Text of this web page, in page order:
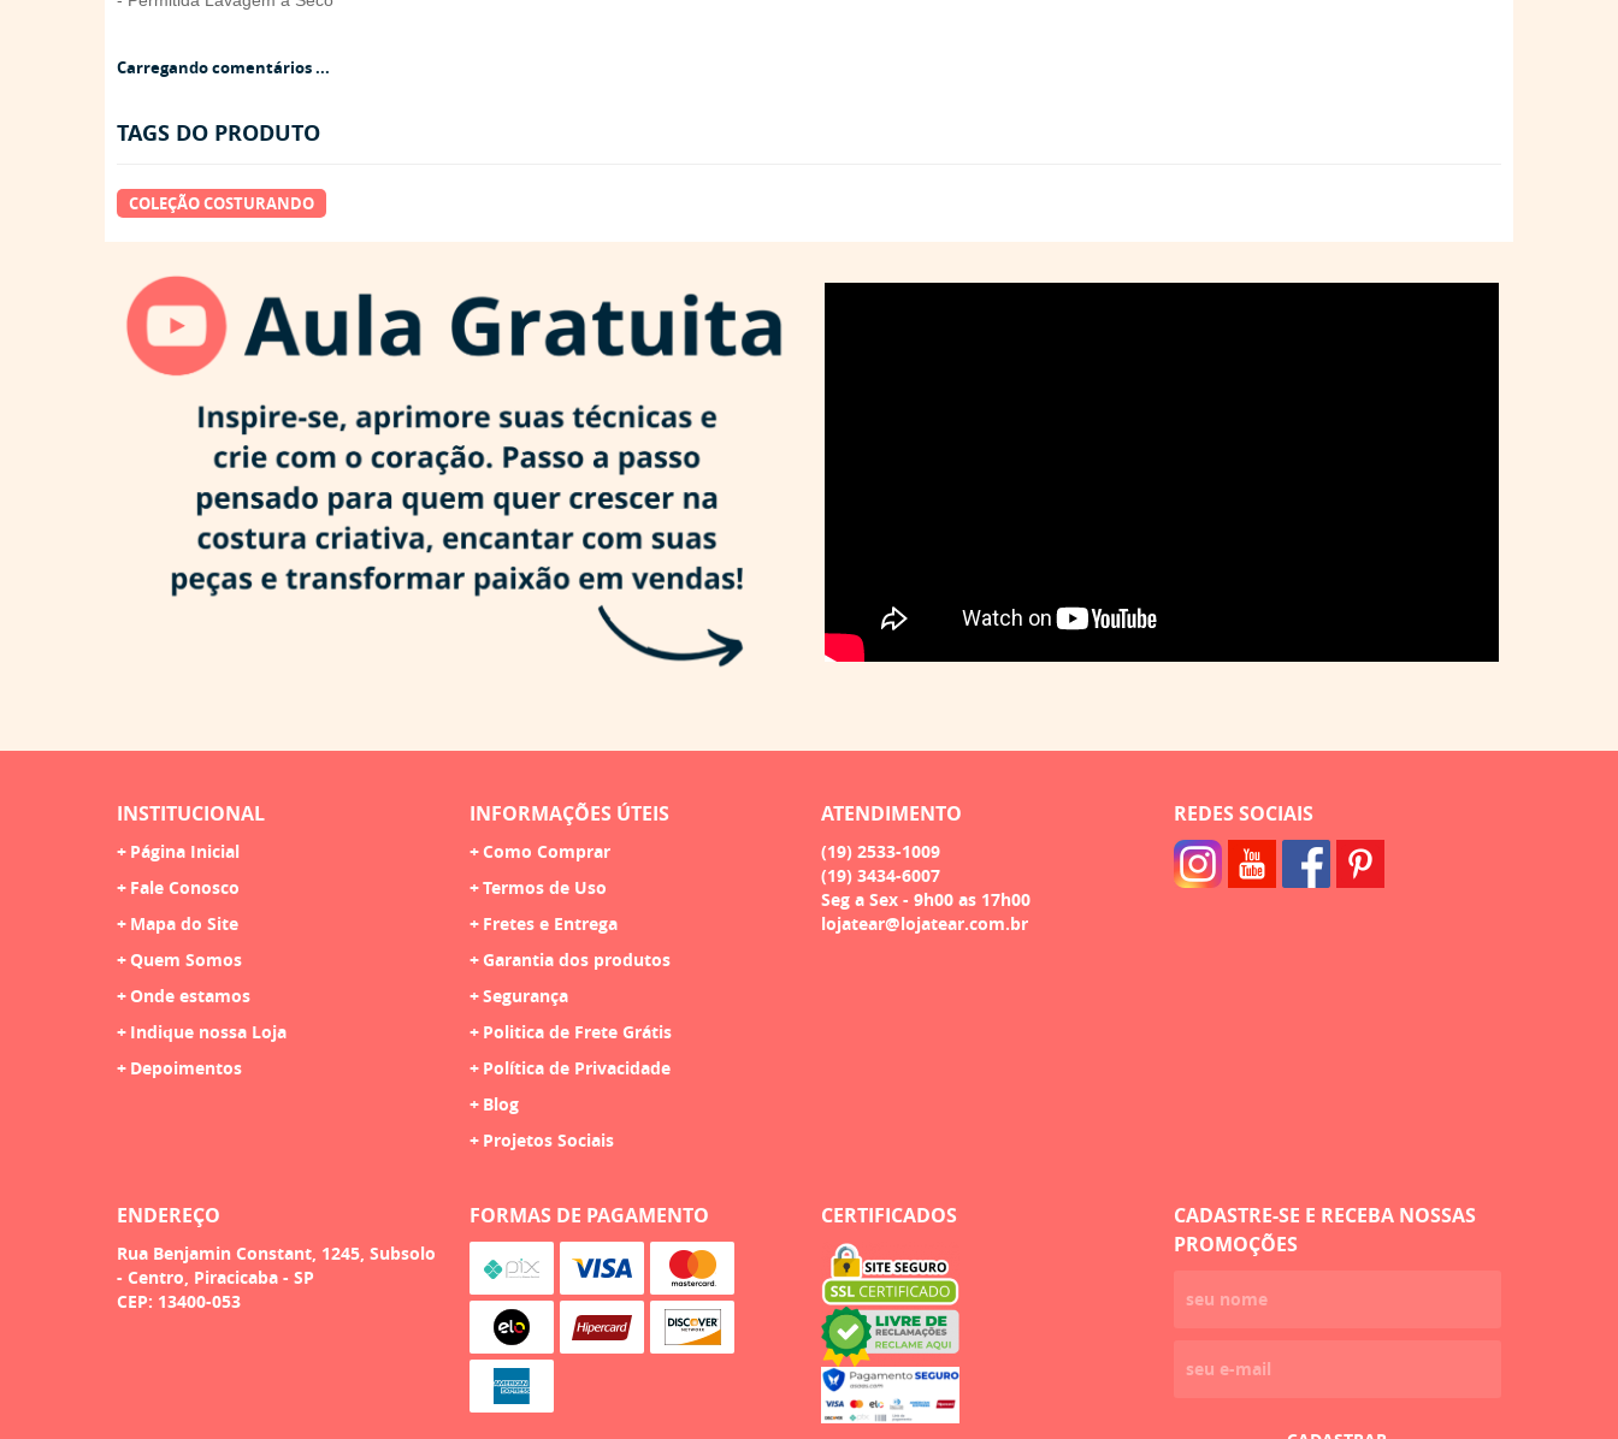
Carregando comentários ...
TAGS DO PRODUTO
COLEÇÃO COSTURANDO
INSTITUCIONAL
Página Inicial
Fale Conosco
Mapa do Site
Quem Somos
Onde estamos
Indique nossa Loja
Depoimentos
INFORMAÇÕES ÚTEIS
Como Comprar
Termos de Uso
Fretes e Entrega
Garantia dos produtos
Segurança
Politica de Frete Grátis
Política de Privacidade
Blog
Projetos Sociais
ATENDIMENTO
(19) 2533-1009
(19) 3434-6007
Seg a Sex - 9h00 as 17h00
lojatear@lojatear.com.br
REDES SOCIAIS
ENDEREÇO
Rua Benjamin Constant, 1245, Subsolo
- Centro, Piracicaba - SP
CEP: 13400-053
FORMAS DE PAGAMENTO CERTIFICADOS
CADASTRE-SE E RECEBA NOSSAS
PROMOÇÕES